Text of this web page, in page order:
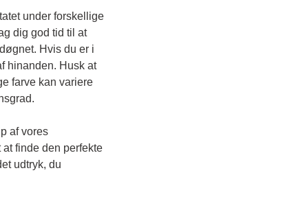
under forskellige
dig god tid til at
Hvis du er i
hinanden. Husk at
farve kan variere
af vores
finde den perfekte
udtryk, du